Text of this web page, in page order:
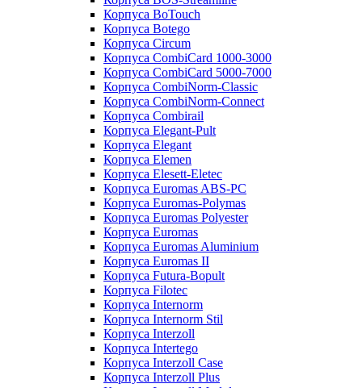
Корпуса BoTouch
Корпуса Botego
Корпуса Circum
Корпуса CombiCard 1000-3000
Корпуса CombiCard 5000-7000
Корпуса CombiNorm-Classic
Корпуса CombiNorm-Connect
Корпуса Combirail
Корпуса Elegant-Pult
Корпуса Elegant
Корпуса Elemen
Корпуса Elesett-Eletec
Корпуса Euromas ABS-PC
Корпуса Euromas-Polymas
Корпуса Euromas Polyester
Корпуса Euromas
Корпуса Euromas Aluminium
Корпуса Euromas II
Корпуса Futura-Bopult
Корпуса Filotec
Корпуса Internorm
Корпуса Internorm Stil
Корпуса Interzoll
Корпуса Intertego
Корпуса Interzoll Case
Корпуса Interzoll Plus